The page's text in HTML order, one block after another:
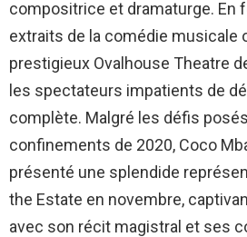
compositrice et dramaturge. En
extraits de la comédie musicale
prestigieux Ovalhouse Theatre
les spectateurs impatients de
complète. Malgré les défis
confinements de 2020, Coco
présenté une splendide
the Estate en novembre,
avec son récit magistral et ses